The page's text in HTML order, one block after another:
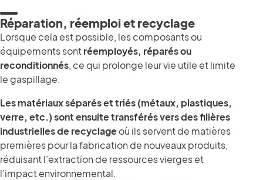
Réparation, réemploi et recyclage
Lorsque cela est possible, les composants ou
équipements sontréemployés, réparés ou
reconditionnés, ce qui prolonge leur vie utile et limite
le gaspillage.
Les matériaux séparés et triés (métaux, plastiques,
verre, etc.) sont ensuite transférés vers des filières
industrielles de recyclageoù ils servent de matières
premières pour la fabrication de nouveaux produits,
réduisant l’extraction de ressources vierges et
l’impact environnemental.